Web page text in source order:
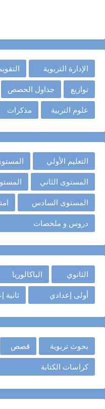
الإدارة التربوية
توازيع جداول الحصص
علوم التربية مذكرات
التعليم الأولي
المستوى الثاني
المستوى السادس
دروس و ملخصات
الثانوي الباكالوريا
أولى إعدادي ثانية
بحوث تربوية قصص
كراسات الكتابة